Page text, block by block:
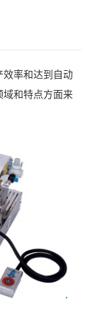
效率和达到自动
域和特点方面来